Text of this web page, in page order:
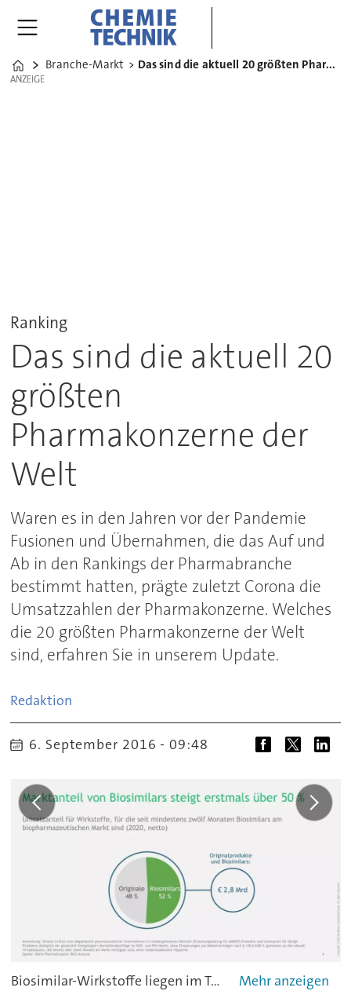
Home
Branche-Markt Das sind die aktuell 20 größten Pharmakonzerne der Welt
ANZEIGE
ANZEIGE
Ranking
Das sind die aktuell 20
größten
Pharmakonzerne der
Welt
Waren es in den Jahren vor der Pandemie
Fusionen und Übernahmen, die das Auf und
Ab in den Rankings der Pharmabranche
bestimmt hatten, prägte zuletzt Corona die
Umsatzzahlen der Pharmakonzerne. Welches
die 20 größten Pharmakonzerne der Welt
sind, erfahren Sie in unserem Update.
Redaktion
6. September 2016 - 09:48
Biosimilar-Wirkstoffe liegen im Trend - das zeigte sich 2021 auch in den Zahlen des US-Herstellers Viatris, der 2020 aus der Verbindung von Mylan und Upjohn hervorgegangen ist. Der Umsatz des Unternehmens kletterte von 11,82 Mrd. USD auf 17,81 Mrd. USD. Damit verdrängte Viatris Teva von Platz 20 des aktuellen Rankings der größten Pharmaunternehmen der Welt.